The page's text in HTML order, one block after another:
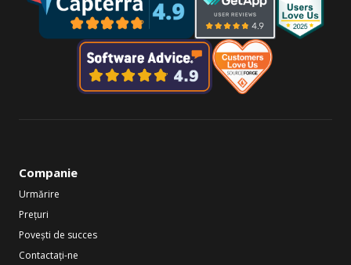
Companie
Urmărire
Prețuri
Povești de succes
Contactați-ne